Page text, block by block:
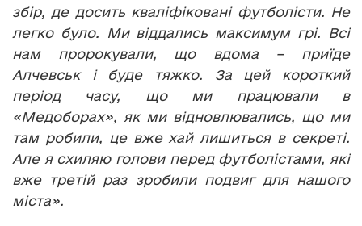
збір, де досить кваліфіковані футболісти. Не
легко було. Ми віддались максимум грі. Всі
нам пророкували, що вдома – приїде
Алчевськ і буде тяжко. За цей короткий
період часу, що ми працювали в
«Медоборах», як ми відновлювались, що ми
там робили, це вже хай лишиться в секреті.
Але я схиляю голови перед футболістами, які
вже третій раз зробили подвиг для нашого
міста».